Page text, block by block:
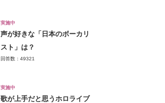
実施中
声が好きな「日本のボーカリ
スト」は？
回答数：49321
実施中
歌が上手だと思うホロライブ